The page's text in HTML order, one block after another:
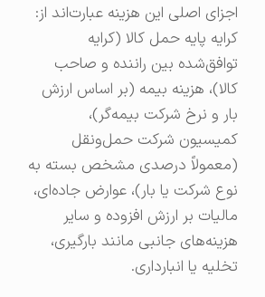
اجزای اصلی این هزینه عبارت‌اند از:
کرایه پایه حمل کالا (کرایه
توافق‌شده بین راننده و صاحب
کالا)، هزینه بیمه (بر اساس ارزش
بار و نرخ شرکت بیمه‌گر)،
کمیسیون شرکت حمل‌ونقل
(معمولاً درصدی مشخص بسته به
نوع شرکت یا بار)، عوارض جاده‌ای،
مالیات بر ارزش افزوده و سایر
هزینه‌های جانبی مانند بارگیری،
تخلیه یا انبارداری.